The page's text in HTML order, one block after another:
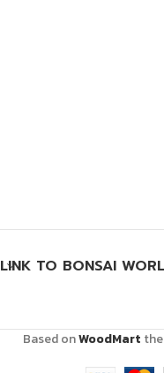
LINK TO BONSAI
Based onWoodMart